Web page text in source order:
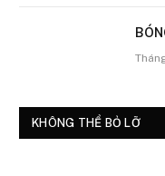
KHÔNG THỂ BỎ LỠ